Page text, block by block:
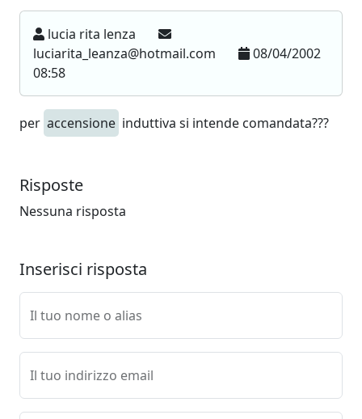
lucia rita lenza
luciarita_leanza@hotmail.com
08/04/2002
08:58
per accensione induttiva si intende comandata???
Risposte
Nessuna risposta
Inserisci risposta
Il tuo nome o alias
Il tuo indirizzo email